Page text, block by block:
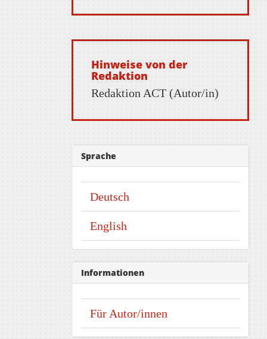
Hinweise von der
Redaktion
Redaktion ACT (Autor/in)
Sprache
Deutsch
English
Informationen
Für Autor/innen